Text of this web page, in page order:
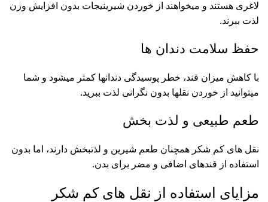
لاغری هستند و میخواهند از خوردن شیرینیجات بدون افزایش وزن
لذت ببرند.
حفظ سلامت دندان ها
با کاهش میزان قند، خطر پوسیدگی دندانها کمتر میشود و شما
میتوانید از خوردن نقلها بدون نگرانی لذت ببرید.
طعم طبیعی و لذت بخش
نقل های کم شکر همچنان طعم شیرین و لذتبخش دارند، اما بدون
استفاده از قندهای اضافی و مضر برای بدن.
مزایای استفاده از نقل های کم شکر